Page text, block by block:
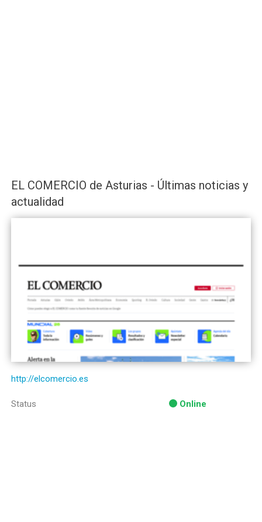
EL COMERCIO de Asturias - Últimas noticias y
actualidad
http://elcomercio.es
Status Online